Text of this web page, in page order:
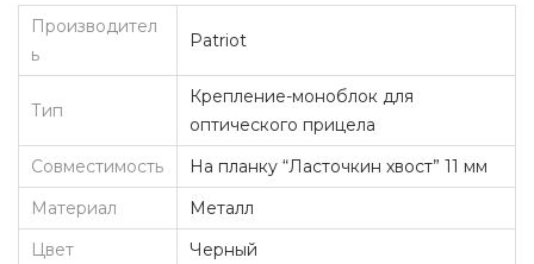
х
о
т
,
2
Производител
ь
Patriot
Тип
Крепление-моноблок для
оптического прицела
Совместимость
На планку “Ласточкин хвост” 11 мм
Материал
Металл
Цвет
Черный